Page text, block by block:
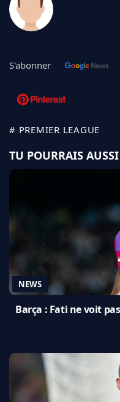
S'abonner
# PREMIER LEAGUE
TU POURRAIS
NEWS
Barça : Fati ne voit